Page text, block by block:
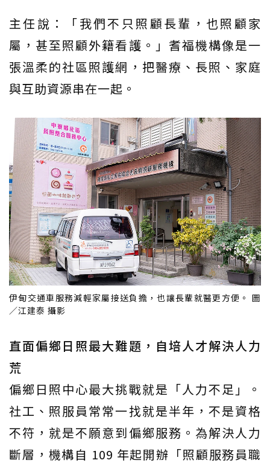
主任說：「我們不只照顧長輩，也照顧家
屬，甚至照顧外籍看護。」耆福機構像是一
張溫柔的社區照護網，把醫療、長照、家庭
與互助資源串在一起。
伊甸交通車服務減輕家屬接送負擔，也讓長輩就醫更方便。 圖
／江建泰 攝影
直面偏鄉日照最大難題，自培人才解決人力
荒
偏鄉日照中心最大挑戰就是「人力不足」。
社工、照服員常常一找就是半年，不是資格
不符，就是不願意到偏鄉服務。為解決人力
斷層，機構自 109 年起開辦「照顧服務員職